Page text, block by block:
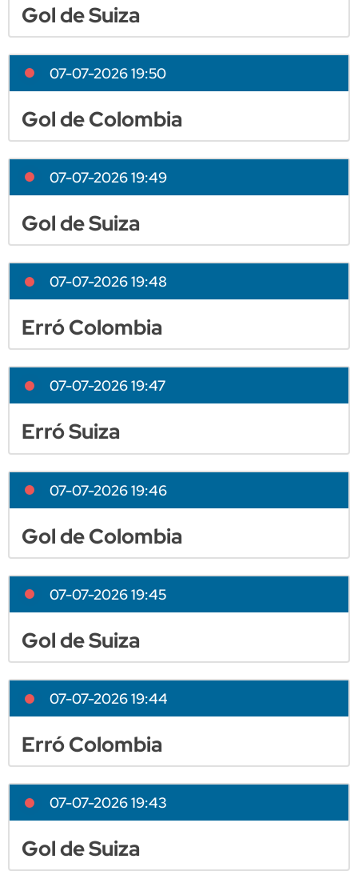
Gol de Suiza
07-07-2026 19:50
Gol de Colombia
07-07-2026 19:49
Gol de Suiza
07-07-2026 19:48
Erró Colombia
07-07-2026 19:47
Erró Suiza
07-07-2026 19:46
Gol de Colombia
07-07-2026 19:45
Gol de Suiza
07-07-2026 19:44
Erró Colombia
07-07-2026 19:43
Gol de Suiza